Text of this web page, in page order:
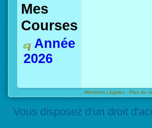
Mes
Courses
Année
2026
Mentions Légales - Plan du
Vous disposez d'un droit